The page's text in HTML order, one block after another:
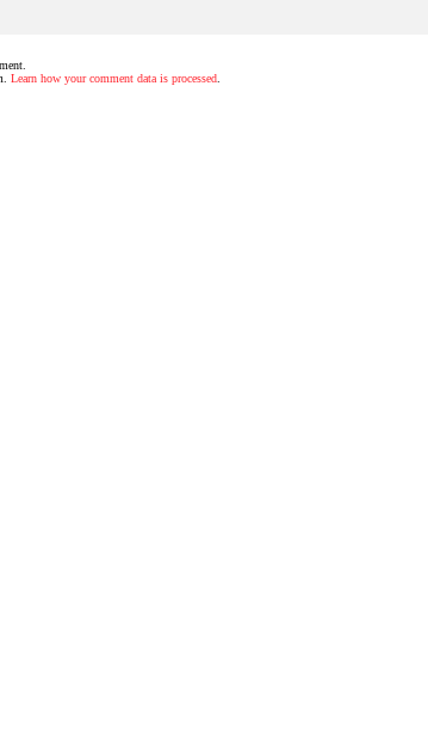
Learn how your comment data is processed